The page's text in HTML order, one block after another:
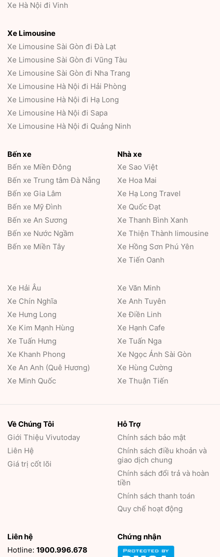
Xe Hà Nội đi Vinh
Xe Limousine
Xe Limousine Sài Gòn đi Đà Lạt
Xe Limousine Sài Gòn đi Vũng Tàu
Xe Limousine Sài Gòn đi Nha Trang
Xe Limousine Hà Nội đi Hải Phòng
Xe Limousine Hà Nội đi Hạ Long
Xe Limousine Hà Nội đi Sapa
Xe Limousine Hà Nội đi Quảng Ninh
Bến xe
Bến xe Miền Đông
Bến xe Trung tâm Đà Nẵng
Bến xe Gia Lâm
Bến xe Mỹ Đình
Bến xe An Sương
Bến xe Nước Ngầm
Bến xe Miền Tây
Nhà xe
Xe Sao Việt
Xe Hoa Mai
Xe Hạ Long Travel
Xe Quốc Đạt
Xe Thanh Bình Xanh
Xe Thiện Thành limousine
Xe Hồng Sơn Phú Yên
Xe Tiến Oanh
Xe Hải Âu
Xe Chín Nghĩa
Xe Hưng Long
Xe Kim Mạnh Hùng
Xe Tuấn Hưng
Xe Khanh Phong
Xe An Anh (Quê Hương)
Xe Minh Quốc
Xe Văn Minh
Xe Anh Tuyên
Xe Điền Linh
Xe Hạnh Cafe
Xe Tuấn Nga
Xe Ngọc Ánh Sài Gòn
Xe Hùng Cường
Xe Thuận Tiến
Về Chúng Tôi
Giới Thiệu Vivutoday
Liên Hệ
Giá trị cốt lõi
Hỗ Trợ
Chính sách bảo mật
Chính sách điều khoản và
giao dịch chung
Chính sách đổi trả và hoàn
tiền
Chính sách thanh toán
Quy chế hoạt động
Liên hệ
Hotline: 1900.996.678
Chứng nhận